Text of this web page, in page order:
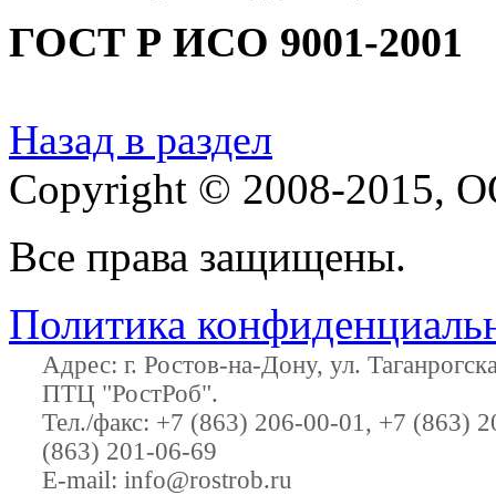
ГОСТ Р ИСО 9001-2001
Назад в раздел
Copyright © 2008-2015,
Все права защищены.
Политика
Адрес: г. Ростов-на-Дону, ул.
ПТЦ "РостРоб".
Тел./факс: +7 (863) 206-00-01 , +7 (863)
(863) 201-06-69
E-mail: info@rostrob.ru